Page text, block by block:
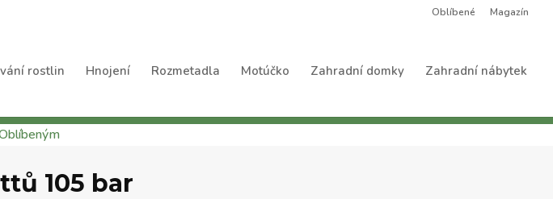
Oblíbené Magazín
rostlin Hnojení Rozmetadla Motúčko Zahradní domky Zahradní nábytek
105 bar